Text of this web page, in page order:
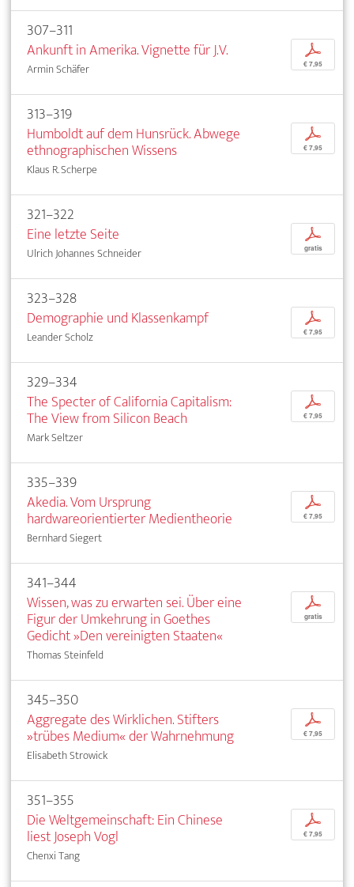
307–311
Ankunft in Amerika. Vignette für J.V.
Armin Schäfer
p
€ 7,95
313–319
Humboldt auf dem Hunsrück. Abwege
ethnographischen Wissens
Klaus R. Scherpe
p
€ 7,95
321–322
Eine letzte Seite
Ulrich Johannes Schneider
p
gratis
323–328
Demographie und Klassenkampf
Leander Scholz
p
€ 7,95
329–334
The Specter of California Capitalism:
The View from Silicon Beach
Mark Seltzer
p
€ 7,95
335–339
Akedia. Vom Ursprung
hardwareorientierter Medientheorie
Bernhard Siegert
p
€ 7,95
341–344
Wissen, was zu erwarten sei. Über eine
Figur der Umkehrung in Goethes
Gedicht »Den vereinigten Staaten«
Thomas Steinfeld
p
gratis
345–350
Aggregate des Wirklichen. Stifters
»trübes Medium« der Wahrnehmung
Elisabeth Strowick
p
€ 7,95
351–355
Die Weltgemeinschaft: Ein Chinese
liest Joseph Vogl
Chenxi Tang
p
€ 7,95